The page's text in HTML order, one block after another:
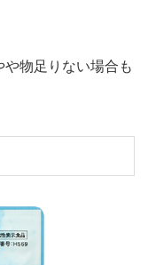
や物足りない場合も